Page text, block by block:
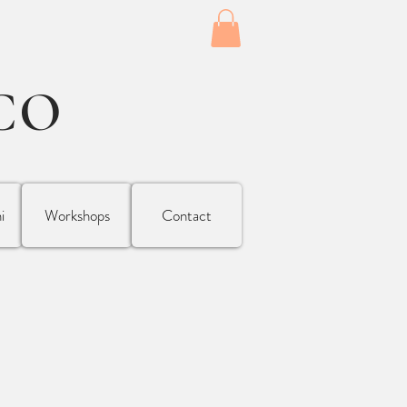
Workshops Contact